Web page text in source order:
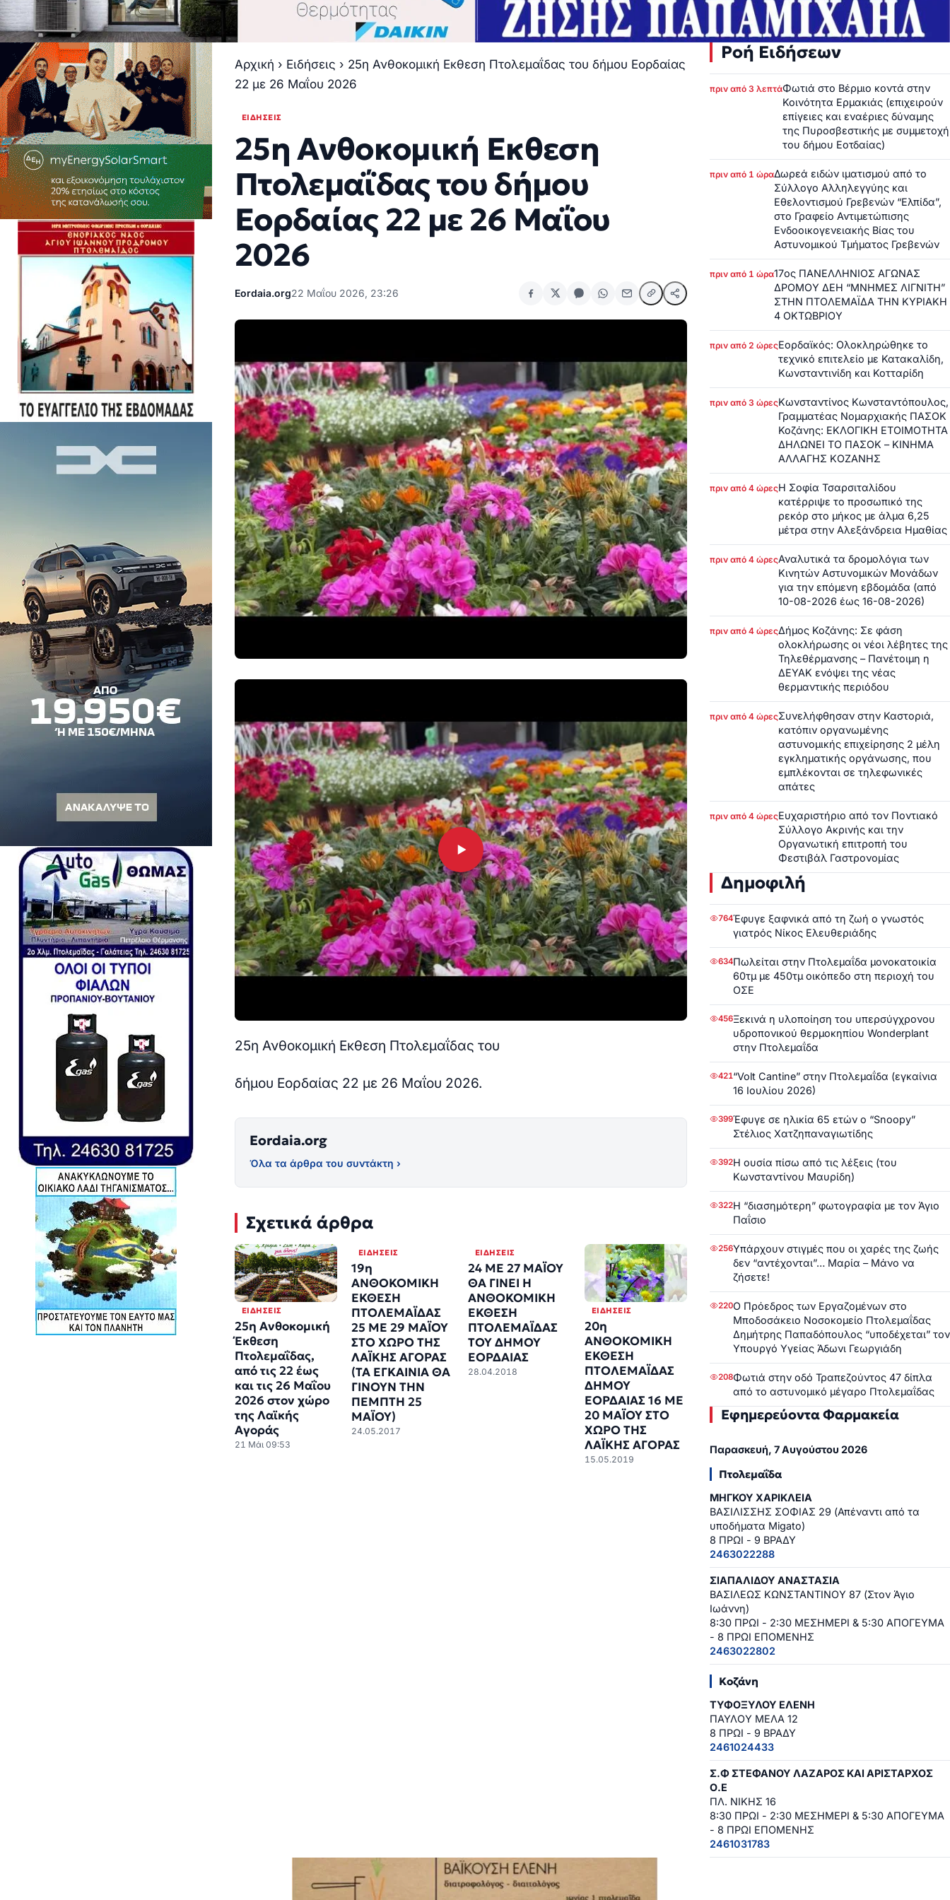
Αρχική › Ειδήσεις › 25η Ανθοκομική Εκθεση Πτολεμαΐδας του δήμου Εορδαίας
22 με 26 Μαΐου 2026
ΕΙΔΉΣΕΙΣ
25η Ανθοκομική Εκθεση
Πτολεμαΐδας του δήμου
Εορδαίας 22 με 26 Μαΐου
2026
Eordaia.org22 Μαΐου 2026, 23:26
25η Ανθοκομική Εκθεση Πτολεμαΐδας του
δήμου Εορδαίας 22 με 26 Μαΐου 2026.
Eordaia.org
Όλα τα άρθρα του συντάκτη ›
Σχετικά άρθρα
ΕΙΔΉΣΕΙΣ
25η Ανθοκομική
Έκθεση
Πτολεμαΐδας,
από τις 22 έως
και τις 26 Μαΐου
2026 στον χώρο
της Λαϊκής
Αγοράς
21 Μάι 09:53
ΕΙΔΉΣΕΙΣ
19η
ΑΝΘΟΚΟΜΙΚΗ
ΕΚΘΕΣΗ
ΠΤΟΛΕΜΑΪΔΑΣ
25 ΜΕ 29 ΜΑΪΟΥ
ΣΤΟ ΧΩΡΟ ΤΗΣ
ΛΑΪΚΗΣ ΑΓΟΡΑΣ
(ΤΑ ΕΓΚΑΙΝΙΑ ΘΑ
ΓΙΝΟΥΝ ΤΗΝ
ΠΕΜΠΤΗ 25
ΜΑΪΟΥ)
24.05.2017
ΕΙΔΉΣΕΙΣ
24 ΜΕ 27 ΜΑΪΟΥ
ΘΑ ΓΙΝΕΙ Η
ΑΝΘΟΚΟΜΙΚΗ
ΕΚΘΕΣΗ
ΠΤΟΛΕΜΑΪΔΑΣ
ΤΟΥ ΔΗΜΟΥ
ΕΟΡΔΑΙΑΣ
28.04.2018
ΕΙΔΉΣΕΙΣ
20η
ΑΝΘΟΚΟΜΙΚΗ
ΕΚΘΕΣΗ
ΠΤΟΛΕΜΑΪΔΑΣ
ΔΗΜΟΥ
ΕΟΡΔΑΙΑΣ 16 ΜΕ
20 ΜΑΪΟΥ ΣΤΟ
ΧΩΡΟ ΤΗΣ
ΛΑΪΚΗΣ ΑΓΟΡΑΣ
15.05.2019
Ροή Ειδήσεων
πριν από 3 λεπτάΦωτιά στο Βέρμιο κοντά στην
Κοινότητα Ερμακιάς (επιχειρούν
επίγειες και εναέριες δύναμης
της Πυροσβεστικής με συμμετοχή
του δήμου Εοτδαίας)
πριν από 1 ώραΔωρεά ειδών ιματισμού από το
Σύλλογο Αλληλεγγύης και
Εθελοντισμού Γρεβενών “Ελπίδα”,
στο Γραφείο Αντιμετώπισης
Ενδοοικογενειακής Βίας του
Αστυνομικού Τμήματος Γρεβενών
πριν από 1 ώρα17ος ΠΑΝΕΛΛΗΝΙΟΣ ΑΓΩΝΑΣ
ΔΡΟΜΟΥ ΔΕΗ “ΜΝΗΜΕΣ ΛΙΓΝΙΤΗ”
ΣΤΗΝ ΠΤΟΛΕΜΑΪΔΑ ΤΗΝ ΚΥΡΙΑΚΗ
4 ΟΚΤΩΒΡΙΟΥ
πριν από 2 ώρεςΕορδαϊκός: Ολοκληρώθηκε το
τεχνικό επιτελείο με Κατακαλίδη,
Κωνσταντινίδη και Κοτταρίδη
πριν από 3 ώρεςΚωνσταντίνος Κωνσταντόπουλος,
Γραμματέας Νομαρχιακής ΠΑΣΟΚ
Κοζάνης: ΕΚΛΟΓΙΚΗ ΕΤΟΙΜΟΤΗΤΑ
ΔΗΛΩΝΕΙ ΤΟ ΠΑΣΟΚ – ΚΙΝΗΜΑ
ΑΛΛΑΓΗΣ ΚΟΖΑΝΗΣ
πριν από 4 ώρεςΗ Σοφία Τσαρσιταλίδου
κατέρριψε το προσωπικό της
ρεκόρ στο μήκος με άλμα 6,25
μέτρα στην Αλεξάνδρεια Ημαθίας
πριν από 4 ώρεςΑναλυτικά τα δρομολόγια των
Κινητών Αστυνομικών Μονάδων
για την επόμενη εβδομάδα (από
10-08-2026 έως 16-08-2026)
πριν από 4 ώρεςΔήμος Κοζάνης: Σε φάση
ολοκλήρωσης οι νέοι λέβητες της
Τηλεθέρμανσης – Πανέτοιμη η
ΔΕΥΑΚ ενόψει της νέας
θερμαντικής περιόδου
πριν από 4 ώρεςΣυνελήφθησαν στην Καστοριά,
κατόπιν οργανωμένης
αστυνομικής επιχείρησης 2 μέλη
εγκληματικής οργάνωσης, που
εμπλέκονται σε τηλεφωνικές
απάτες
πριν από 4 ώρεςΕυχαριστήριο από τον Ποντιακό
Σύλλογο Ακρινής και την
Οργανωτική επιτροπή του
Φεστιβάλ Γαστρονομίας
Δημοφιλή
764Έφυγε ξαφνικά από τη ζωή ο γνωστός
γιατρός Νίκος Ελευθεριάδης
634Πωλείται στην Πτολεμαΐδα μονοκατοικία
60τμ με 450τμ οικόπεδο στη περιοχή του
ΟΣΕ
456Ξεκινά η υλοποίηση του υπερσύγχρονου
υδροπονικού θερμοκηπίου Wonderplant
στην Πτολεμαΐδα
421“Volt Cantine” στην Πτολεμαΐδα (εγκαίνια
16 Ιουλίου 2026)
399Έφυγε σε ηλικία 65 ετών ο “Snoopy”
Στέλιος Χατζηπαναγιωτίδης
392Η ουσία πίσω από τις λέξεις (του
Κωνσταντίνου Μαυρίδη)
322Η “διασημότερη” φωτογραφία με τον Άγιο
Παΐσιο
256Υπάρχουν στιγμές που οι χαρές της ζωής
δεν “αντέχονται”… Μαρία – Μάνο να
ζήσετε!
220Ο Πρόεδρος των Εργαζομένων στο
Μποδοσάκειο Νοσοκομείο Πτολεμαΐδας
Δημήτρης Παπαδόπουλος “υποδέχεται” τον
Υπουργό Υγείας Άδωνι Γεωργιάδη
208Φωτιά στην οδό Τραπεζούντος 47 δίπλα
από το αστυνομικό μέγαρο Πτολεμαΐδας
Εφημερεύοντα Φαρμακεία
Παρασκευή, 7 Αυγούστου 2026
Πτολεμαΐδα
ΜΗΓΚΟΥ ΧΑΡΙΚΛΕΙΑ
ΒΑΣΙΛΙΣΣΗΣ ΣΟΦΙΑΣ 29 (Απέναντι από τα
υποδήματα Migato)
8 ΠΡΩΙ - 9 ΒΡΑΔΥ
2463022288
ΣΙΑΠΑΛΙΔΟΥ ΑΝΑΣΤΑΣΙΑ
ΒΑΣΙΛΕΩΣ ΚΩΝΣΤΑΝΤΙΝΟΥ 87 (Στον Άγιο
Ιωάννη)
8:30 ΠΡΩΙ - 2:30 ΜΕΣΗΜΕΡΙ & 5:30 ΑΠΟΓΕΥΜΑ
- 8 ΠΡΩΙ ΕΠΟΜΕΝΗΣ
2463022802
Κοζάνη
ΤΥΦΟΞΥΛΟΥ ΕΛΕΝΗ
ΠΑΥΛΟΥ ΜΕΛΑ 12
8 ΠΡΩΙ - 9 ΒΡΑΔΥ
2461024433
Σ.Φ ΣΤΕΦΑΝΟΥ ΛΑΖΑΡΟΣ ΚΑΙ ΑΡΙΣΤΑΡΧΟΣ
Ο.Ε
ΠΛ. ΝΙΚΗΣ 16
8:30 ΠΡΩΙ - 2:30 ΜΕΣΗΜΕΡΙ & 5:30 ΑΠΟΓΕΥΜΑ
- 8 ΠΡΩΙ ΕΠΟΜΕΝΗΣ
2461031783